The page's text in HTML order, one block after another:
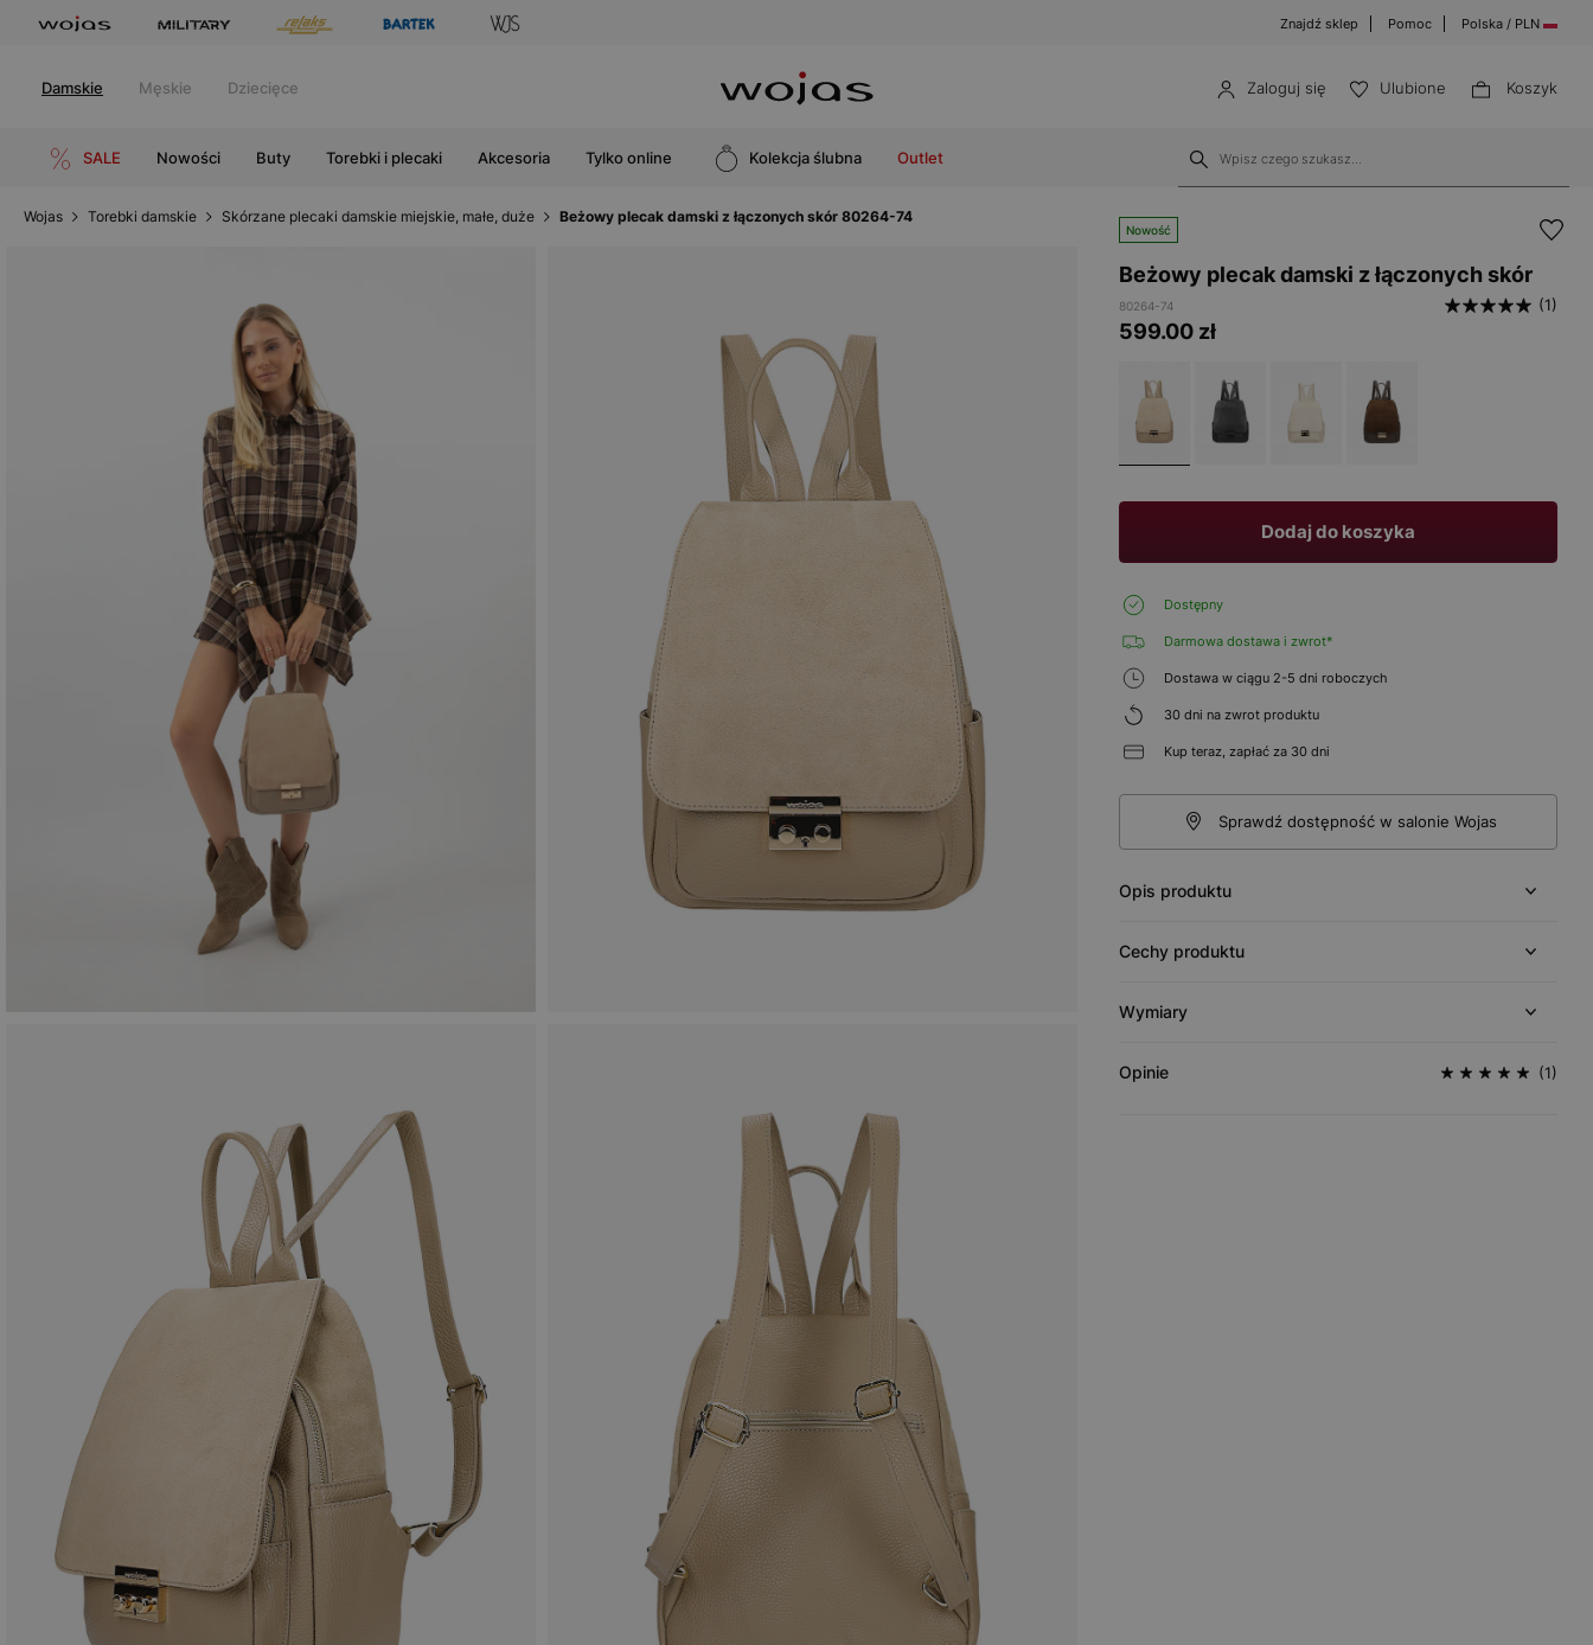
Znajdź sklep Pomoc Polska / PLN
Damskie Męskie Dziecięce Zaloguj się Ulubione Koszyk
SALE Nowości Buty Torebki i plecaki Akcesoria Tylko online Kolekcja ślubna Outlet
Wojas Torebki damskie Skórzane plecaki damskie miejskie, małe, duże Beżowy plecak damski z łączonych skór 80264-74
Nowość
Beżowy plecak damski z łączonych skór
80264-74 (1)
599.00 zł
Dodaj do koszyka
Dostępny
Darmowa dostawa i zwrot*
Dostawa w ciągu 2-5 dni roboczych
30 dni na zwrot produktu
Kup teraz, zapłać za 30 dni
Sprawdź dostępność w salonie Wojas
Opis produktu
Cechy produktu
Wymiary
Opinie (1)